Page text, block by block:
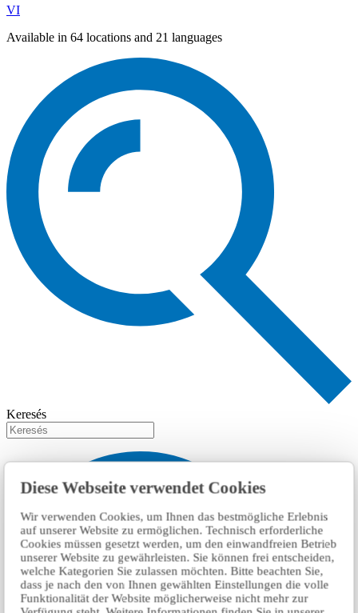
Diese Webseite verwendet Cookies
Wir verwenden Cookies, um Ihnen das bestmögliche Erlebnis
auf unserer Website zu ermöglichen. Technisch erforderliche
Cookies müssen gesetzt werden, um den einwandfreien Betrieb
unserer Website zu gewährleisten. Sie können frei entscheiden,
welche Kategorien Sie zulassen möchten. Bitte beachten Sie,
dass je nach den von Ihnen gewählten Einstellungen die volle
Funktionalität der Website möglicherweise nicht mehr zur
VI
Available in 64 locations and 21 languages
Keresés